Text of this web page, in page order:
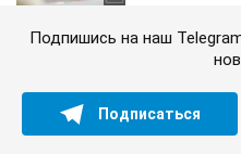
Подпишись на наш
Подписаться